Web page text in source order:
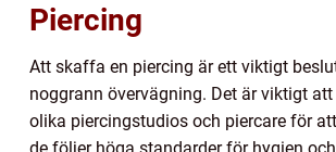
Piercing
Att skaffa en piercing är ett viktigt
noggrann övervägning. Det är viktigt
olika piercingstudios och piercare för
de följer höga standarder för hygien